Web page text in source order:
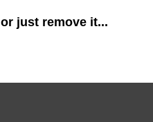
just remove it...